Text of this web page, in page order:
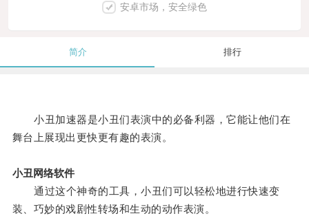
安卓市场，安全绿色
简介 排行
小丑加速器是小丑们表演中的必备利器，它能让他们在
舞台上展现出更快更有趣的表演。
小丑网络软件
通过这个神奇的工具，小丑们可以轻松地进行快速变
装、巧妙的戏剧性转场和生动的动作表演。